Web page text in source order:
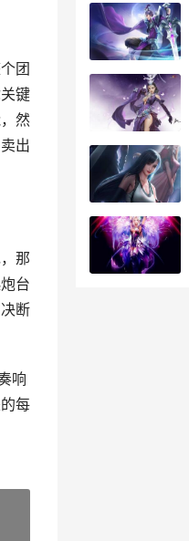
团
键
然
出
那
台
断
响
每